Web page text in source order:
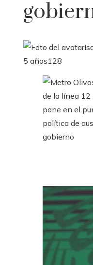
5 años128